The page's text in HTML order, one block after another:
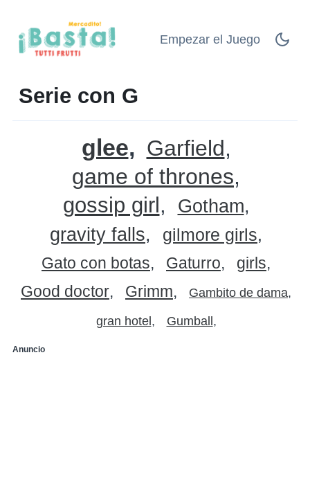
Empezar el Juego
Serie con G
glee
Garfield
game of thrones
gossip girl
Gotham
gravity falls
gilmore girls
Gato con botas Gaturro
girls
Good doctor
Grimm Gambito de dama
gran hotel Gumball
Anuncio